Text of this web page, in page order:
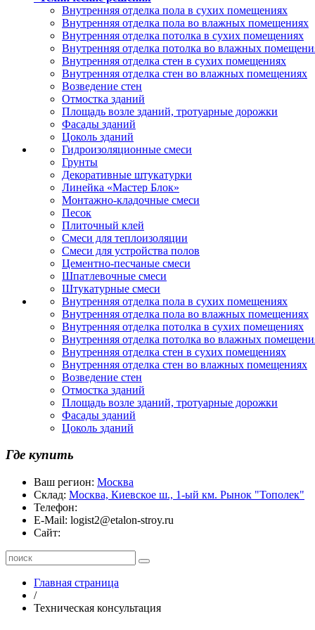
Внутренняя отделка пола в сухих помещениях
Внутренняя отделка пола во влажных помещениях
Внутренняя отделка потолка в сухих помещениях
Внутренняя отделка потолка во влажных
Внутренняя отделка стен в сухих помещениях
Внутренняя отделка стен во влажных помещениях
Возведение стен
Отмостка зданий
Площадь возле зданий, тротуарные дорожки
Фасады зданий
Цоколь зданий
Гидроизоляционные смеси
Грунты
Декоративные штукатурки
Линейка «Мастер Блок»
Монтажно-кладочные смеси
Песок
Плиточный клей
Смеси для теплоизоляции
Смеси для устройства полов
Цементно-песчаные смеси
Шпатлевочные смеси
Штукатурные смеси
Внутренняя отделка пола в сухих помещениях
Внутренняя отделка пола во влажных помещениях
Внутренняя отделка потолка в сухих помещениях
Внутренняя отделка потолка во влажных
Внутренняя отделка стен в сухих помещениях
Внутренняя отделка стен во влажных помещениях
Возведение стен
Отмостка зданий
Площадь возле зданий, тротуарные дорожки
Фасады зданий
Цоколь зданий
Где купить
Ваш регион: Москва
Склад: Москва, Киевское ш., 1-ый км. Рынок "Тополек"
Телефон:
E-Mail: logist2@etalon-stroy.ru
Сайт:
Главная страница
/
Техническая консультация